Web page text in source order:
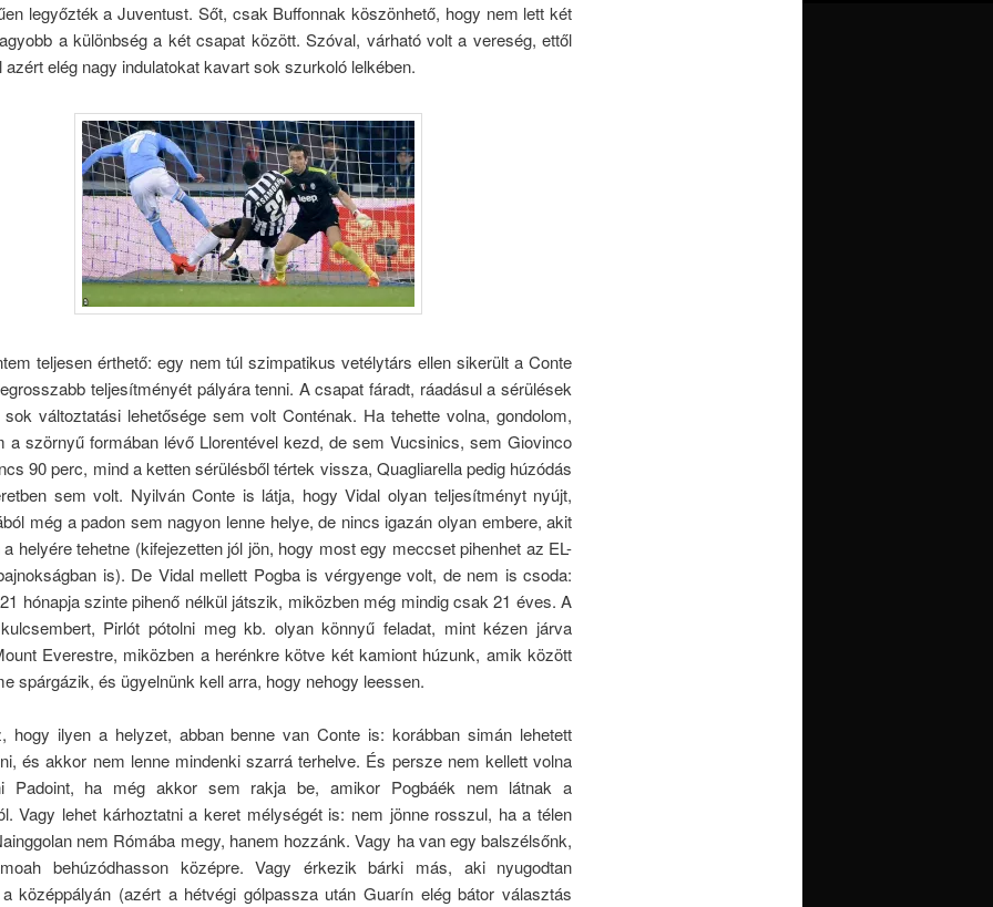
legyőzték a Juventust. Sőt, csak Buffonnak köszönhető, hogy nem lett két
a különbség a két csapat között. Szóval, várható volt a vereség, ettől
azért elég nagy indulatokat kavart sok szurkoló lelkében.
teljesen érthető: egy nem túl szimpatikus vetélytárs ellen sikerült a Conte
teljesítményét pályára tenni. A csapat fáradt, ráadásul a sérülések
változtatási lehetősége sem volt Conténak. Ha tehette volna, gondolom,
a szörnyű formában lévő Llorentével kezd, de sem Vucsinics, sem Giovinco
90 perc, mind a ketten sérülésből tértek vissza, Quagliarella pedig húzódás
sem volt. Nyilván Conte is látja, hogy Vidal olyan teljesítményt nyújt,
még a padon sem nagyon lenne helye, de nincs igazán olyan embere, akit
a helyére tehetne (kifejezetten jól jön, hogy most egy meccset pihenhet az EL-
is). De Vidal mellett Pogba is vérgyenge volt, de nem is csoda:
hónapja szinte pihenő nélkül játszik, miközben még mindig csak 21 éves. A
Pirlót pótolni meg kb. olyan könnyű feladat, mint kézen járva
Everestre, miközben a herénkre kötve két kamiont húzunk, amik között
spárgázik, és ügyelnünk kell arra, hogy nehogy leessen.
hogy ilyen a helyzet, abban benne van Conte is: korábban simán lehetett
és akkor nem lenne mindenki szarrá terhelve. És persze nem kellett volna
Padoint, ha még akkor sem rakja be, amikor Pogbáék nem látnak a
Vagy lehet kárhoztatni a keret mélységét is: nem jönne rosszul, ha a télen
nem Rómába megy, hanem hozzánk. Vagy ha van egy balszélsőnk,
behúzódhasson középre. Vagy érkezik bárki más, aki nyugodtan
középpályán (azért a hétvégi gólpassza után Guarín elég bátor választás